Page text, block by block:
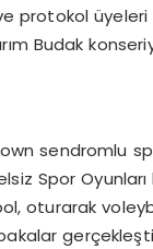
protokol
Budak
sendromlu
Spor
oturarak